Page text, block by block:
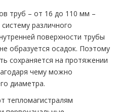
труб – от 16 до 110 мм –
различного
поверхности трубы
образуется осадок. Поэтому
сохраняется на протяжении
чему можно
диаметра.
тепломагистралям